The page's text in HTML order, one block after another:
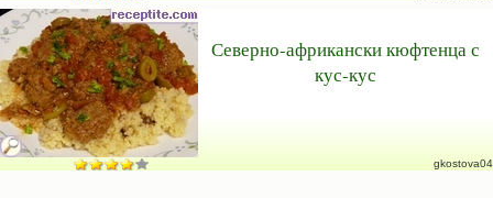
Северно-африкански кюфтенца с
кус-кус
gkostova04